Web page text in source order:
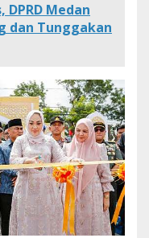
Medan
dan Tunggakan